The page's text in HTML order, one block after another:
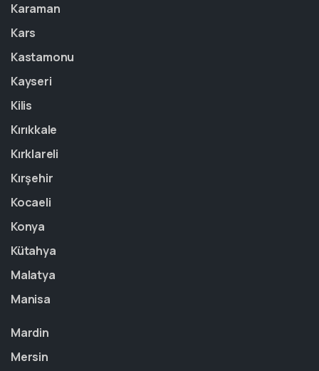
Karaman
Kars
Kastamonu
Kayseri
Kilis
Kırıkkale
Kırklareli
Kırşehir
Kocaeli
Konya
Kütahya
Malatya
Manisa
Mardin
Mersin